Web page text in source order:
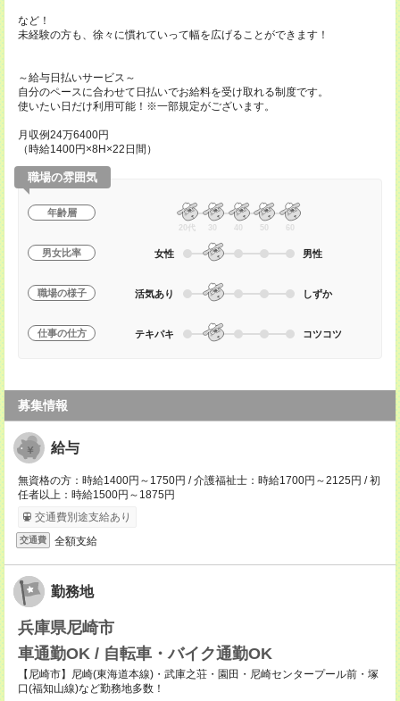
など！
未経験の方も、徐々に慣れていって幅を広げることができます！
～給与日払いサービス～
自分のペースに合わせて日払いでお給料を受け取れる制度です。
使いたい日だけ利用可能！※一部規定がございます。
月収例24万6400円
（時給1400円×8H×22日間）
職場の雰囲気
年齢層
20代 30 40 50 60
男女比率 女性 男性
職場の様子 活気あり しずか
仕事の仕方 テキパキ コツコツ
募集情報
給与
無資格の方：時給1400円～1750円 / 介護福祉士：時給1700円～2125円 / 初
任者以上：時給1500円～1875円
交通費別途支給あり
交通費 全額支給
勤務地
兵庫県尼崎市
車通勤OK / 自転車・バイク通勤OK
【尼崎市】尼崎(東海道本線)・武庫之荘・園田・尼崎センタープール前・塚
口(福知山線)など勤務地多数！